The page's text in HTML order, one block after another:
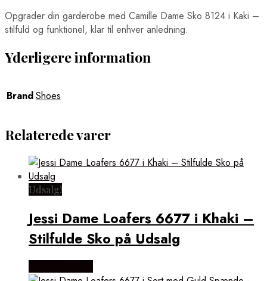
Opgrader din garderobe med Camille Dame Sko 8124 i Kaki –
stilfuld og funktionel, klar til enhver anledning.
Yderligere information
BrandShoes
Relaterede varer
Udsalg!
Jessi Dame Loafers 6677 i Khaki –
Stilfulde Sko på Udsalg